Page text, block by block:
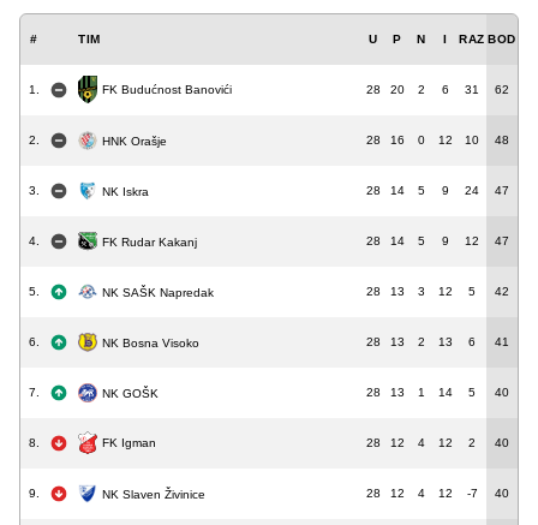
# TIM U P N I RAZ BOD
1. FK Budućnost Banovići 28 20 2 6 31 62
2. HNK Orašje 28 16 0 12 10 48
3. NK Iskra 28 14 5 9 24 47
4. FK Rudar Kakanj 28 14 5 9 12 47
5. NK SAŠK Napredak 28 13 3 12 5 42
6. NK Bosna Visoko 28 13 2 13 6 41
7. NK GOŠK 28 13 1 14 5 40
8. FK Igman 28 12 4 12 2 40
9. NK Slaven Živinice 28 12 4 12 -7 40